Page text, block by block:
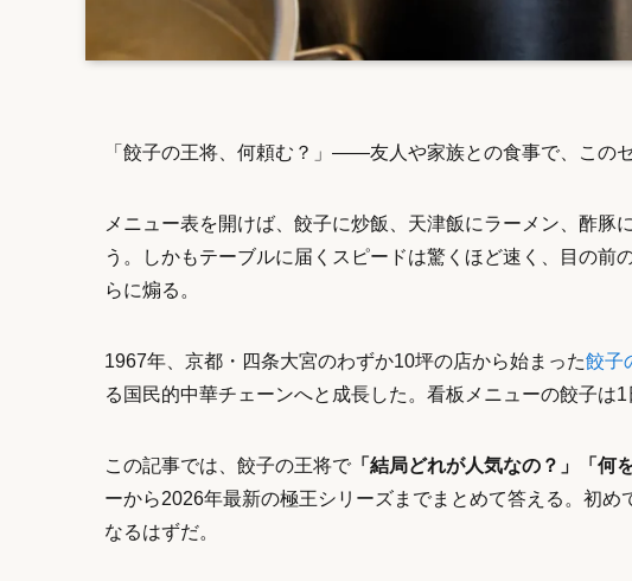
「餃子の王将、何頼む？」――友人や家族との食事で、この
メニュー表を開けば、餃子に炒飯、天津飯にラーメン、酢豚
う。しかもテーブルに届くスピードは驚くほど速く、目の前
らに煽る。
1967年、京都・四条大宮のわずか10坪の店から始まった餃子
る国民的中華チェーンへと成長した。看板メニューの餃子は
この記事では、餃子の王将で「結局どれが人気なの？」「何
ーから2026年最新の極王シリーズまでまとめて答える。初め
なるはずだ。